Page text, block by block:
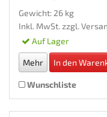
Gewicht: 26 kg
Inkl. MwSt. zzgl.
Auf Lager
Mehr In den
Wunschliste